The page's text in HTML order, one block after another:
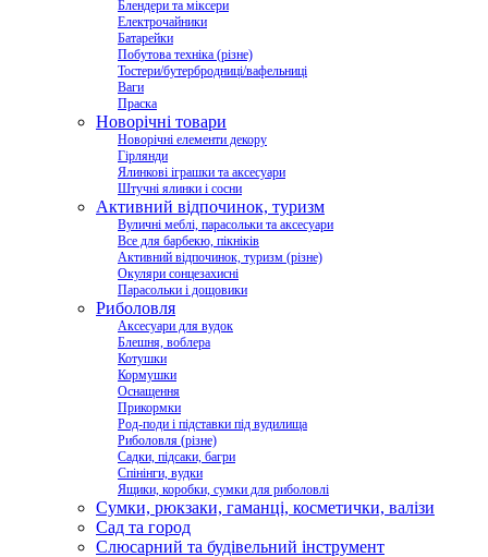
Блендери та міксери
Електрочайники
Батарейки
Побутова техніка (різне)
Тостери/бутербродниці/вафельниці
Ваги
Праска
Новорічні товари
Новорічні елементи декору
Гірлянди
Ялинкові іграшки та аксесуари
Штучні ялинки і сосни
Активний відпочинок, туризм
Вуличні меблі, парасольки та аксесуари
Все для барбекю, пікніків
Активний відпочинок, туризм (різне)
Окуляри сонцезахисні
Парасольки і дощовики
Риболовля
Аксесуари для вудок
Блешня, воблера
Котушки
Кормушки
Оснащення
Прикормки
Род-поди і підставки під вудилища
Риболовля (різне)
Садки, підсаки, багри
Спінінги, вудки
Ящики, коробки, сумки для риболовлі
Сумки, рюкзаки, гаманці, косметички, валізи
Сад та город
Слюсарний та будівельний інструмент